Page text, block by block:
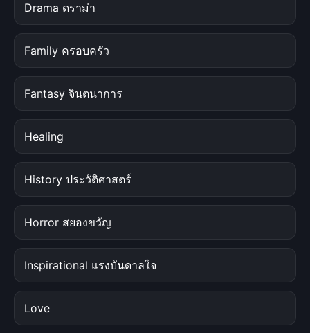
Drama ดราม่า
Family ครอบครัว
Fantasy จินตนาการ
Healing
History ประวัติศาสตร์
Horror สยองขวัญ
Inspirational แรงบันดาลใจ
Love